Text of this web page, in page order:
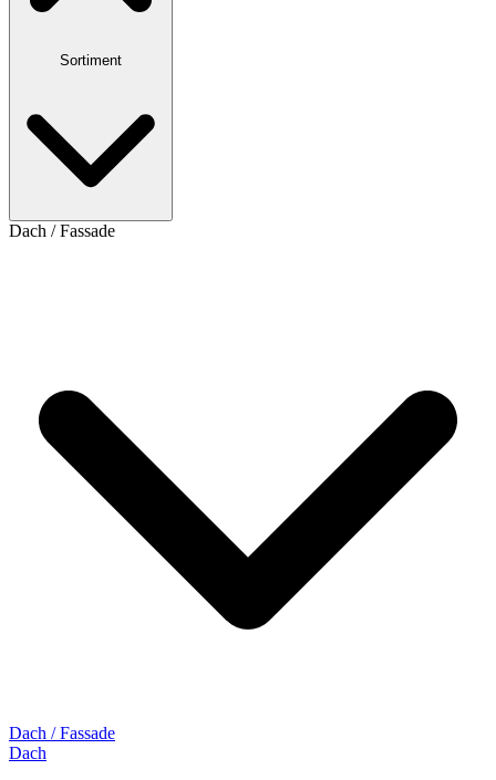
Sortiment
Dach / Fassade
Dach / Fassade
Dach